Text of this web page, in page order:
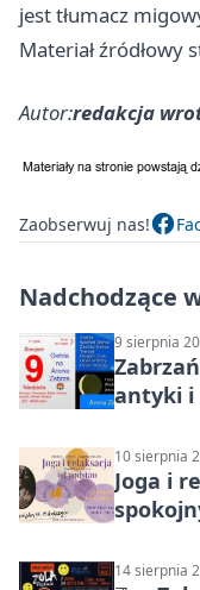
jest tłumacz
Materiał źródłowy
Autor:redakcja
Zaobserwuj nas!
Nadchodzące
9 sierpnia
antyki i
10 sierpnia
Joga i
14 sierpnia